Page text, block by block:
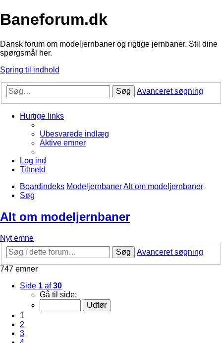
Baneforum.dk
Dansk forum om modeljernbaner og rigtige jernbaner. Stil dine
spørgsmål her.
Spring til indhold
Søg Avanceret søgning
Hurtige links
Ubesvarede indlæg
Aktive emner
Log ind
Tilmeld
Boardindeks ModeljernbanerAlt om modeljernbaner
Søg
Alt om modeljernbaner
Nyt emne
Søg
Avanceret søgning
747 emner
Side 1 af30
Gå til side:
1
2
3